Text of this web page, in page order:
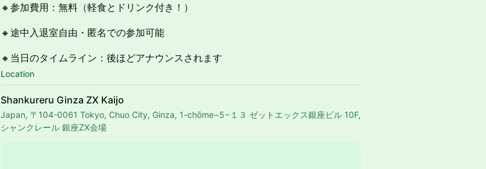
🔸参加費用：無料（軽食とドリンク付き！）
🔸途中入退室自由・匿名での参加可能
🔸当日のタイムライン：後ほどアナウンスされます
Location
Shankureru Ginza ZX Kaijo
Japan, 〒104-0061 Tokyo, Chuo City, Ginza, 1-chōme−5−１３ ゼットエックス銀座ビル 10F,
シャンクレール 銀座ZX会場